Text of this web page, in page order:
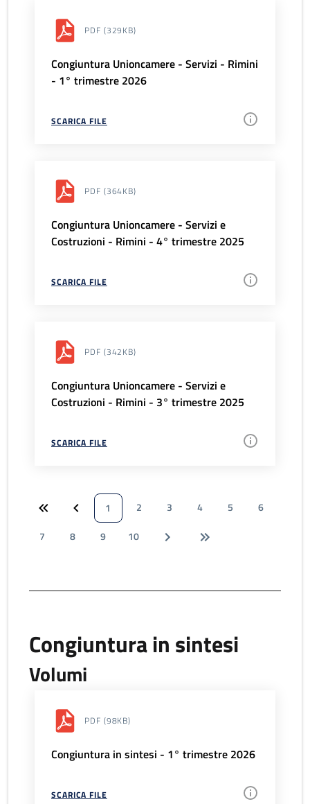
PDF (329KB)
Congiuntura Unioncamere - Servizi - Rimini
- 1° trimestre 2026
SCARICA FILE
PDF (364KB)
Congiuntura Unioncamere - Servizi e
Costruzioni - Rimini - 4° trimestre 2025
SCARICA FILE
PDF (342KB)
Congiuntura Unioncamere - Servizi e
Costruzioni - Rimini - 3° trimestre 2025
SCARICA FILE
1 2 3 4 5
6
7
8 9 10
Congiuntura in sintesi
Volumi
PDF (98KB)
Congiuntura in sintesi - 1° trimestre 2026
SCARICA FILE